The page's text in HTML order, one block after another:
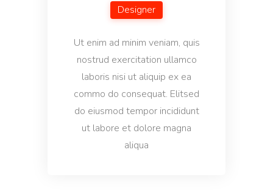
Email Subject Lines
Powerful email subject lines that increase open
Startup Name Generator
Generate cool, creative, and catchy names for your
Designer
Ut enim ad minim veniam, quis
nostrud exercitation ullamco
laboris nisi ut aliquip ex ea
commo do consequat. Elitsed
do eiusmod tempor incididunt
ut labore et dolore magna
aliqua